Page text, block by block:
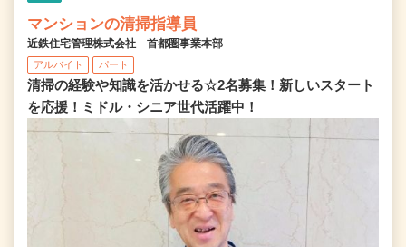
マンションの清掃指導員
近鉄住宅管理株式会社 首都圏事業本部
アルバイト パート
清掃の経験や知識を活かせる☆2名募集！新しいスタート
を応援！ミドル・シニア世代活躍中！